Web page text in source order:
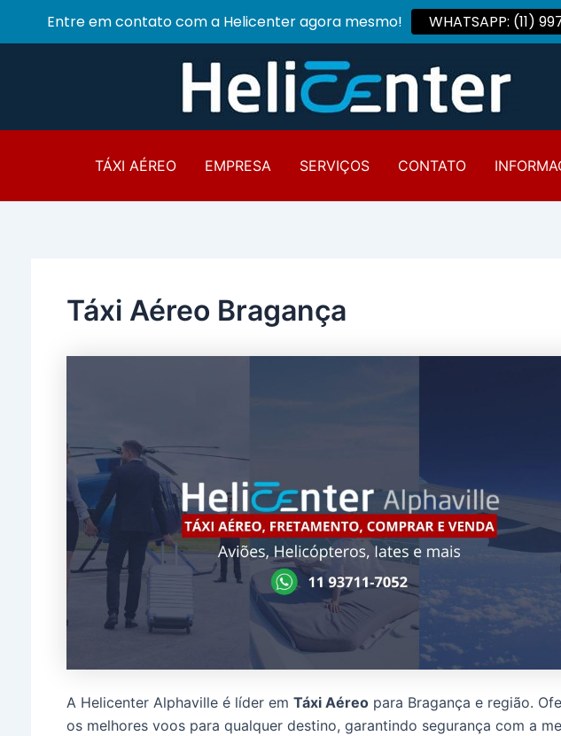
TÁXI AÉREO EMPRESA SERVIÇOS CONTATO
Táxi Aéreo Bragança
A Helicenter Alphaville é líder em Táxi Aéreo para Bragança e região.
os melhores voos para qualquer destino, garantindo segurança com a
Entre em contato com a Helicenter agora mesmo! WHATSAPP: (11)